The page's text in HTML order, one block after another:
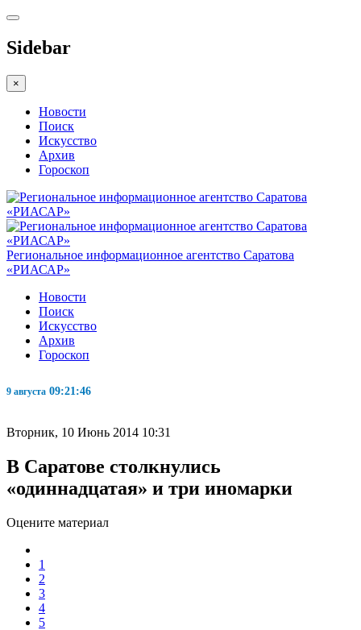
Sidebar
×
Новости
Поиск
Искусство
Архив
Гороскоп
Региональное информационное агентство Саратова
«РИАСАР»
Новости
Поиск
Искусство
Архив
Гороскоп
9 августа 09:21:46
Вторник, 10 Июнь 2014 10:31
В Саратове столкнулись
«одиннадцатая» и три иномарки
Оцените материал
1
2
3
4
5